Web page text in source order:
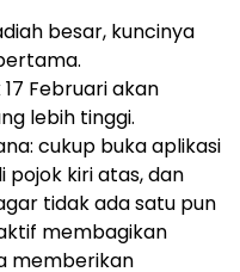
besar, kuncinya
Februari akan
lebih tinggi.
cukup buka aplikasi
pojok kiri atas, dan
tidak ada satu pun
membagikan
memberikan